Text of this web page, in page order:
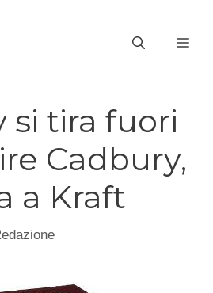
si tira fuori
Cadbury,
a Kraft